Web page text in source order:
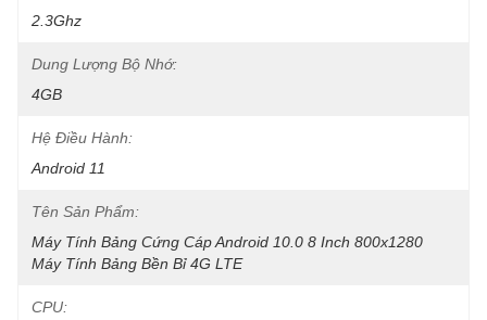
2.3Ghz
Dung Lượng Bộ Nhớ:
4GB
Hệ Điều Hành:
Android 11
Tên Sản Phẩm:
Máy Tính Bảng Cứng Cáp Android 10.0 8 Inch 800x1280
Máy Tính Bảng Bền Bỉ 4G LTE
CPU: